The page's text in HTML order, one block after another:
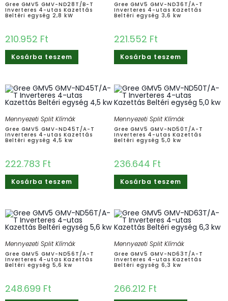
Gree GMV5 GMV-ND28T/B-T
Inverteres 4-utas Kazettás
Beltéri egység 2,8 kW
210.952 Ft
Kosárba teszem
Gree GMV5 GMV-ND36T/A-T
Inverteres 4-utas Kazettás
Beltéri egység 3,6 kw
221.552 Ft
Kosárba teszem
Mennyezeti Split Klímák
Gree GMV5 GMV-ND45T/A-T
Inverteres 4-utas Kazettás
Beltéri egység 4,5 kw
222.783 Ft
Kosárba teszem
Mennyezeti Split Klímák
Gree GMV5 GMV-ND50T/A-T
Inverteres 4-utas Kazettás
Beltéri egység 5,0 kw
236.644 Ft
Kosárba teszem
Mennyezeti Split Klímák
Gree GMV5 GMV-ND56T/A-T
Inverteres 4-utas Kazettás
Beltéri egység 5,6 kw
248.699 Ft
Mennyezeti Split Klímák
Gree GMV5 GMV-ND63T/A-T
Inverteres 4-utas Kazettás
Beltéri egység 6,3 kw
266.212 Ft